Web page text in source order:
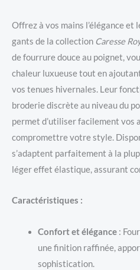
Offrez à vos mains l’élégance et
gants de la collection Caresse
de fourrure douce au poignet,
chaleur luxueuse tout en
vos tenues hivernales. Leur
broderie discrète au niveau du
permet d’utiliser facilement vos
compromettre votre style.
s’adaptent parfaitement à la
léger effet élastique, assurant
Caractéristiques :
Confort et élégance:
une finition raffinée,
sophistication.